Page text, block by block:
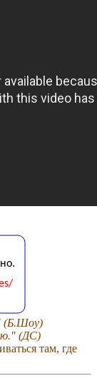
(Б.Шоу)
(ДС)
там, где